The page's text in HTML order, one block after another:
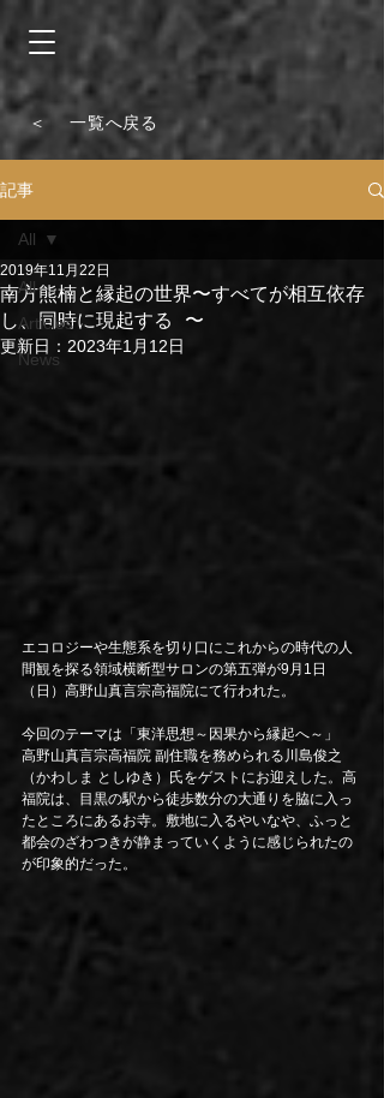
＜ 一覧へ戻る
記事
All
Articles
News
All
南方熊楠と縁起の世界〜すべてが相互依存
し、同時に現起する 〜
2019年11月22日
更新日： 2023年1月12日
エコロジーや生態系を切り口にこれからの時代の人
間観を探る領域横断型サロンの第五弾が9月1日
（日）高野山真言宗高福院にて行われた。
今回のテーマは「東洋思想～因果から縁起へ～」
高野山真言宗高福院 副住職を務められる川島俊之
（かわしま としゆき）氏をゲストにお迎えした。高
福院は、目黒の駅から徒歩数分の大通りを脇に入っ
たところにあるお寺。敷地に入るやいなや、ふっと
都会のざわつきが静まっていくように感じられたの
が印象的だった。